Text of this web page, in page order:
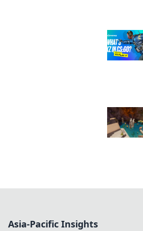
Asia-Pacific Insights